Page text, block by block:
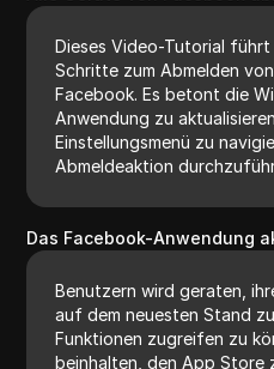
Dieses Video-Tutorial
Schritte zum Abmelden
Facebook. Es betont die
Anwendung zu
Einstellungsmenü zu
Abmeldeaktion
Das Facebook-Anwendung
Benutzern wird geraten,
auf dem neuesten Stand
Funktionen zugreifen zu
beinhalten, den App Store